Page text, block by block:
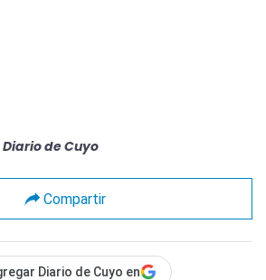
de Cuyo
Compartir
Diario de Cuyo en